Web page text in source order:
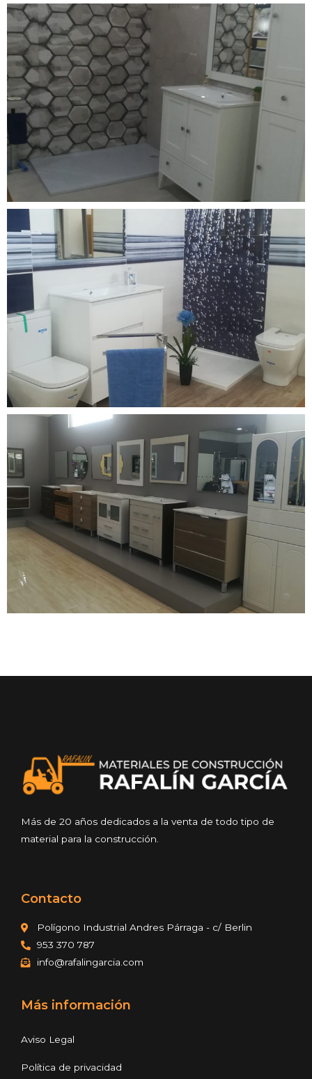
Más de 20 años dedicados a la venta de todo tipo de
material para la construcción.
Contacto
Polígono Industrial Andres Párraga - c/ Berlin
953 370 787
info@rafalingarcia.com
Más información
Aviso Legal
Política de privacidad